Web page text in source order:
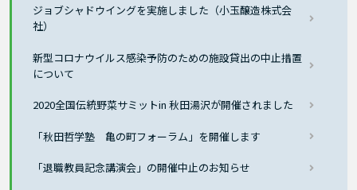
ジョブシャドウイングを実施しました（小玉醸造株式会
社）
新型コロナウイルス感染予防のための施設貸出の中止措置
について
2020全国伝統野菜サミットin 秋田湯沢が開催されました
「秋田哲学塾 亀の町フォーラム」を開催します
「退職教員記念講演会」の開催中止のお知らせ